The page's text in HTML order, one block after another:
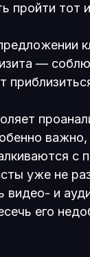
пройти тот
—
с
уже не
видео- и
его